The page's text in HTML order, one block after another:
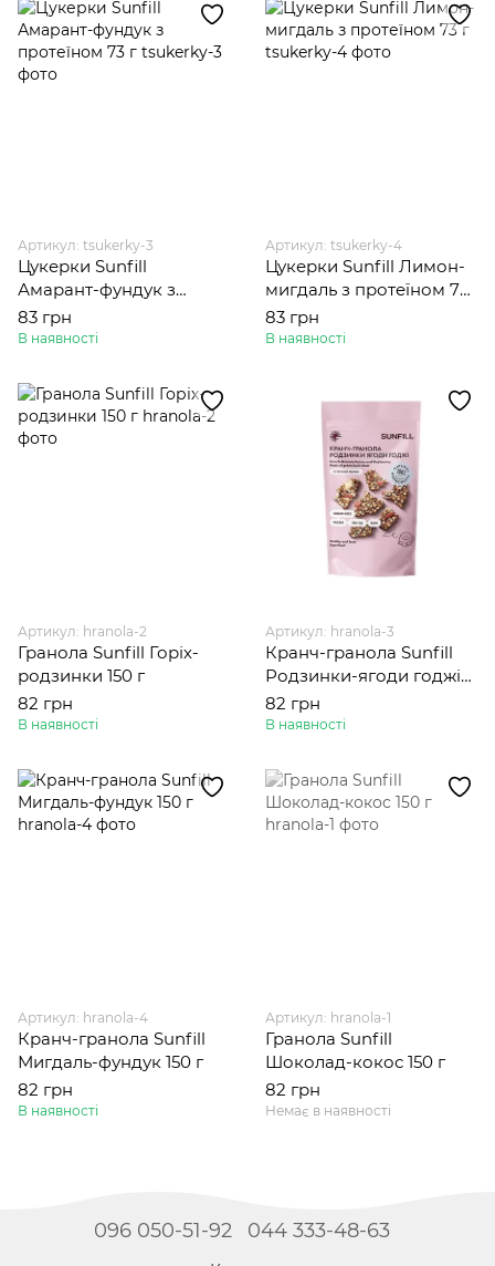
Артикул: tsukerky-3
Цукерки Sunfill
Амарант-фундук з
протеїном 73 г
83 грн
В наявності
Артикул: tsukerky-4
Цукерки Sunfill Лимон-
мигдаль з протеїном 73
г
83 грн
В наявності
Артикул: hranola-2
Гранола Sunfill Горіх-
родзинки 150 г
82 грн
В наявності
Артикул: hranola-3
Кранч-гранола Sunfill
Родзинки-ягоди годжі
150 г
82 грн
В наявності
Артикул: hranola-4
Кранч-гранола Sunfill
Мигдаль-фундук 150 г
82 грн
В наявності
Артикул: hranola-1
Гранола Sunfill
Шоколад-кокос 150 г
82 грн
Немає в наявності
096 050-51-92 044 333-48-63